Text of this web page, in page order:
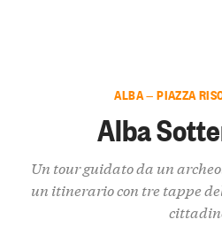
ALBA — PIAZZA
Alba
Un tour guidato da un
un itinerario con tre tappe